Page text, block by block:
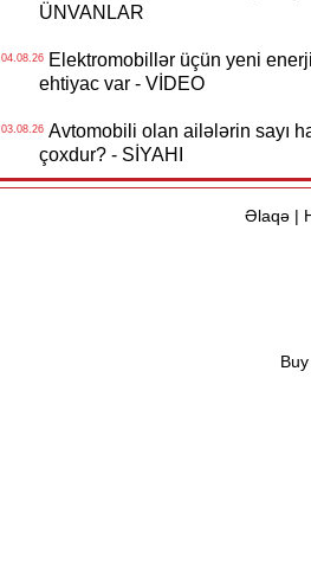
ÜNVANLAR
04.08.26Elektromobillər üçün yeni
ehtiyac var - VİDEO
03.08.26Avtomobili olan ailələrin sayı
çoxdur? - SİYAHI
Əlaqə|